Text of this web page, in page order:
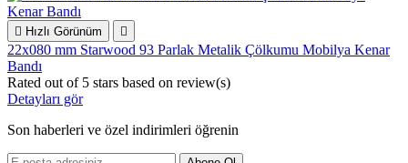
 Hızlı Görünüm 
22x080 mm Starwood 93 Parlak Metalik Çölkumu Mobilya Kenar
Bandı
Rated out of 5 stars based on review(s)
Detayları gör
Son haberleri ve özel indirimleri öğrenin